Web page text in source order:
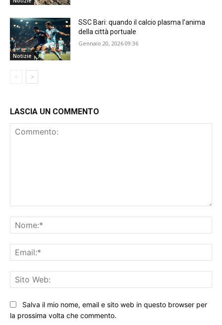
Notizie
SSC Bari: quando il calcio plasma l’anima
della città portuale
Gennaio 20, 2026 09:36
LASCIA UN COMMENTO
Salva il mio nome, email e sito web in questo browser per
la prossima volta che commento.